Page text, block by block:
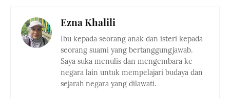
Ezna Khalili
Ibu kepada seorang anak dan isteri kepada
seorang suami yang bertanggungjawab.
Saya suka menulis dan mengembara ke
negara lain untuk mempelajari budaya dan
sejarah negara yang dilawati.